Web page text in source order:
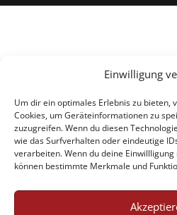
Einwilligung
Um dir ein optimales Erlebnis zu bieten,
Cookies, um Geräteinformationen zu
zuzugreifen. Wenn du diesen
wie das Surfverhalten oder eindeutige
verarbeiten. Wenn du deine
können bestimmte Merkmale und